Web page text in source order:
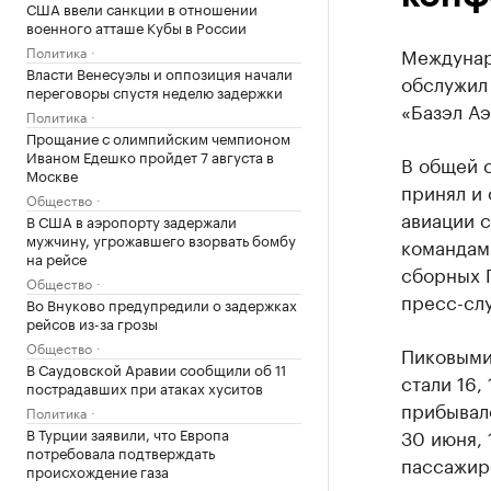
США ввели санкции в отношении
военного атташе Кубы в России
Политика
Власти Венесуэлы и оппозиция начали
переговоры спустя неделю задержки
Политика
Прощание с олимпийским чемпионом
Иваном Едешко пройдет 7 августа в
Москве
Общество
В США в аэропорту задержали
мужчину, угрожавшего взорвать бомбу
на рейсе
Общество
Во Внуково предупредили о задержках
рейсов из-за грозы
Общество
В Саудовской Аравии сообщили об 11
пострадавших при атаках хуситов
Политика
В Турции заявили, что Европа
потребовала подтверждать
происхождение газа
«Базэл
В общей
принял и
авиации
сборных
пресс-
стали
30 июня,